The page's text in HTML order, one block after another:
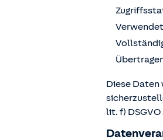
Diese
lit. f)